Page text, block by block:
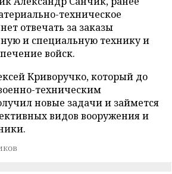
техническое
отвечать за заказы
и специальную технику и
войск.
Криворучко, который до
техническим
новые задачи и займется
видов вооружения и